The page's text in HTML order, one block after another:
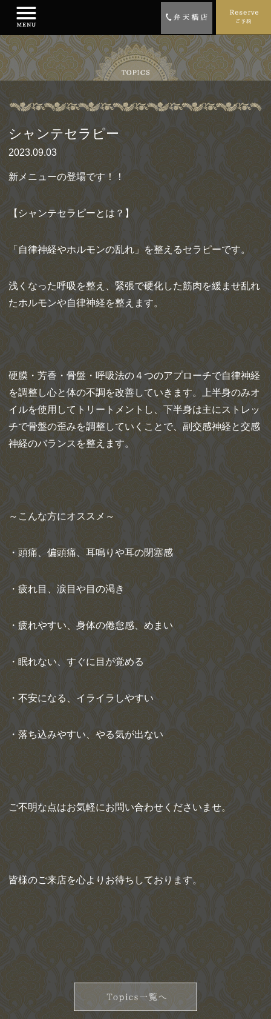
シャンテセラピー
2023.09.03
新メニューの登場です！！
【シャンテセラピーとは？】
「自律神経やホルモンの乱れ」を整えるセラピーです。
浅くなった呼吸を整え、緊張で硬化した筋肉を緩ませ乱れ
たホルモンや自律神経を整えます。
硬膜・芳香・骨盤・呼吸法の４つのアプローチで自律神経
を調整し心と体の不調を改善していきます。上半身のみオ
イルを使用してトリートメントし、下半身は主にストレッ
チで骨盤の歪みを調整していくことで、副交感神経と交感
神経のバランスを整えます。
～こんな方にオススメ～
・頭痛、偏頭痛、耳鳴りや耳の閉塞感
・疲れ目、涙目や目の渇き
・疲れやすい、身体の倦怠感、めまい
・眠れない、すぐに目が覚める
・不安になる、イライラしやすい
・落ち込みやすい、やる気が出ない
ご不明な点はお気軽にお問い合わせくださいませ。
皆様のご来店を心よりお待ちしております。